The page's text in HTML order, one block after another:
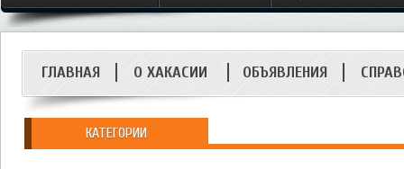
ГЛАВНАЯ О ХАКАСИИ ОБЪЯВЛЕНИЯ
КАТЕГОРИИ